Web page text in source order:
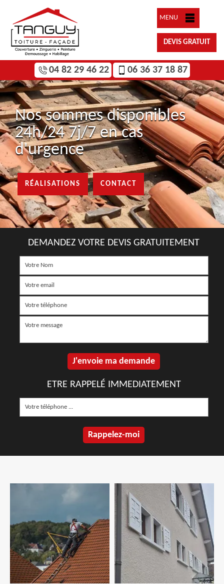
MENU
DEVIS GRATUIT
04 82 29 46 22 06 36 37 18 87
Nos sommes disponibles
24h/24 7j/7 en cas
d'urgence
RÉALISATIONS CONTACT
DEMANDEZ VOTRE DEVIS GRATUITEMENT
ETRE RAPPELÉ IMMEDIATEMENT